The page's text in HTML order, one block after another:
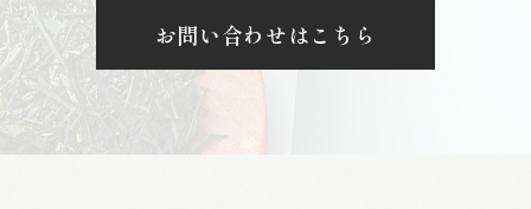
お問い合わせはこちら